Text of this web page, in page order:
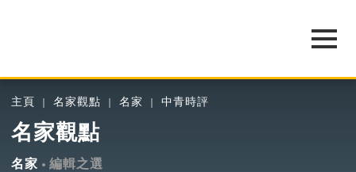
主頁 名家觀點 名家 中青時評
名家觀點
名家 編輯之選